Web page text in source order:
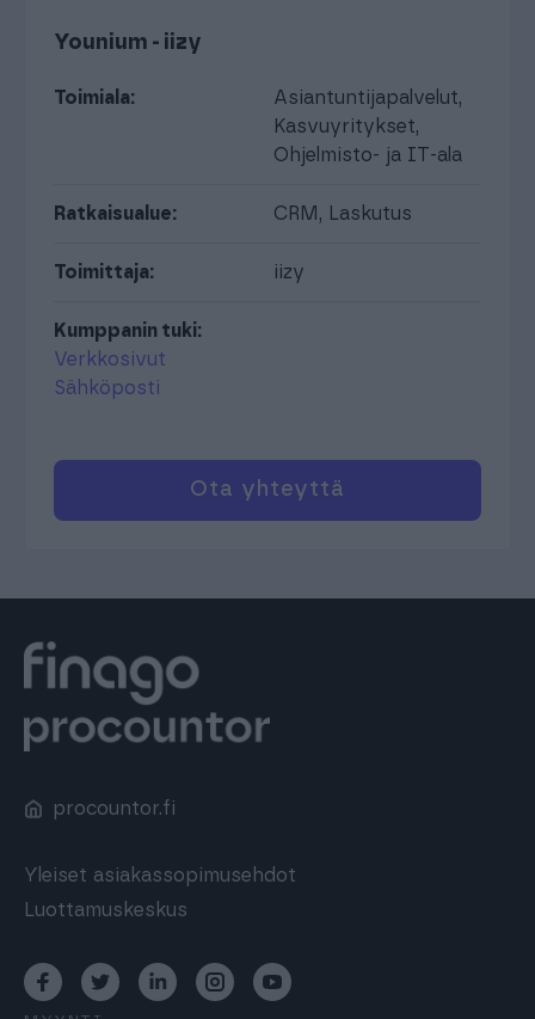
Younium - iizy
Toimiala: Asiantuntijapalvelut,
Kasvuyritykset,
Ohjelmisto- ja IT-ala
Ratkaisualue: CRM , Laskutus
Toimittaja: iizy
Kumppanin tuki:
Verkkosivut
Sähköposti
Ota yhteyttä
procountor.fi
Yleiset asiakassopimusehdot
Luottamuskeskus